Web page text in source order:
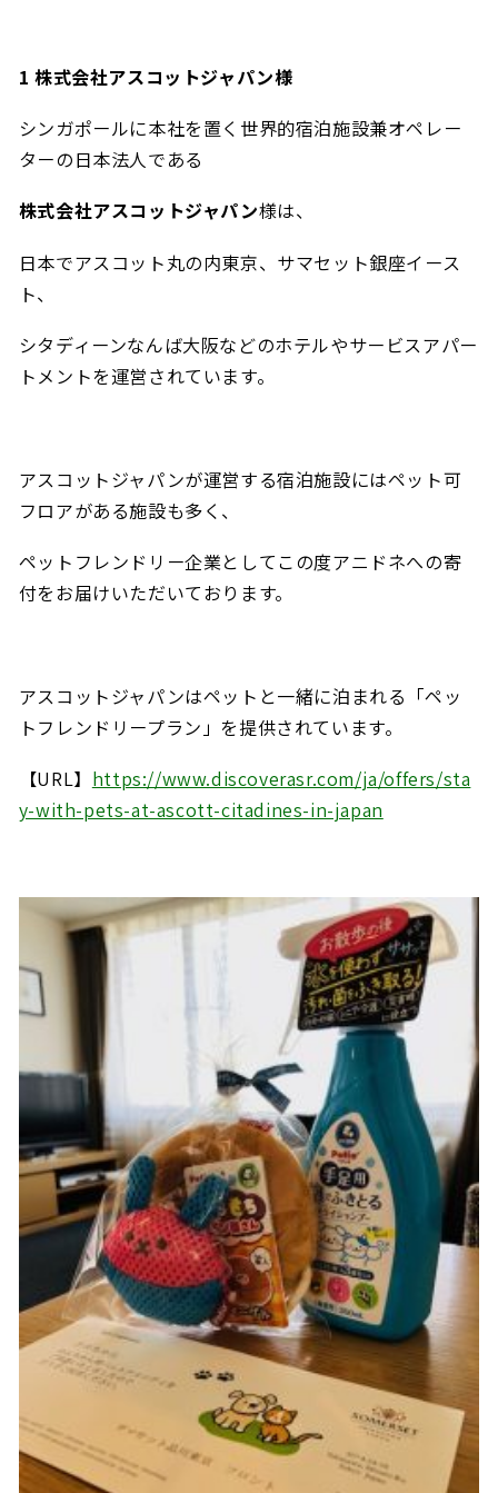
1 株式会社アスコットジャパン様
シンガポールに本社を置く世界的宿泊施設兼オペレー
ターの日本法人である
株式会社アスコットジャパン様は、
日本でアスコット丸の内東京、サマセット銀座イース
ト、
シタディーンなんば大阪などのホテルやサービスアパー
トメントを運営されています。
アスコットジャパンが運営する宿泊施設にはペット可
フロアがある施設も多く、
ペットフレンドリー企業としてこの度アニドネへの寄
付をお届けいただいております。
アスコットジャパンはペットと一緒に泊まれる「ペッ
トフレンドリープラン」を提供されています。
【URL】 https://www.discoverasr.com/ja/offers/sta
y-with-pets-at-ascott-citadines-in-japan